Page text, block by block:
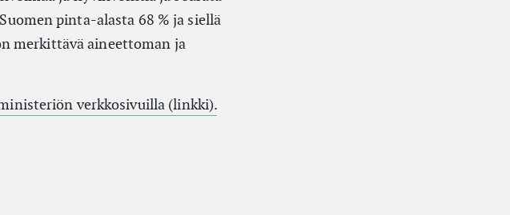
pinta-alasta 68 % ja siellä
merkittävä aineettoman ja
verkkosivuilla (linkki).(Ulkoinen linkki)